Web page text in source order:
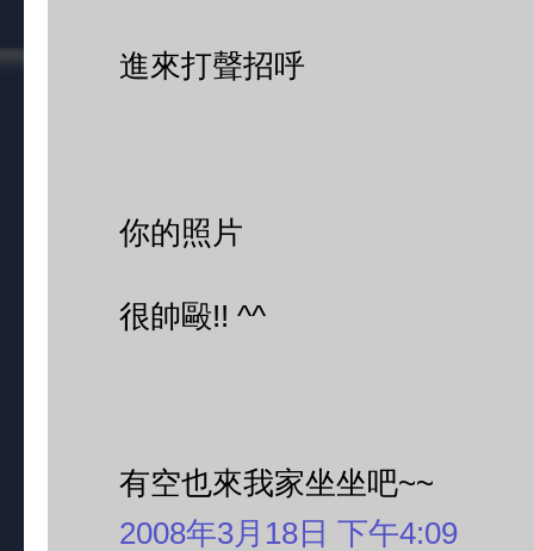
進來打聲招呼
你的照片
很帥毆!! ^^
有空也來我家坐坐吧~~
2008年3月18日 下午4:09